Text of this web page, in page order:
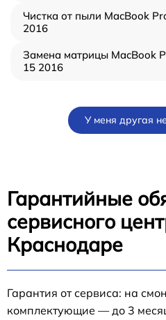
Чистка от пыли MacBook
2016
Замена матрицы MacBook
15 2016
У меня другая
Гарантийные
сервисного
Краснодаре
Гарантия от сервиса: на
комплектующие — до 3